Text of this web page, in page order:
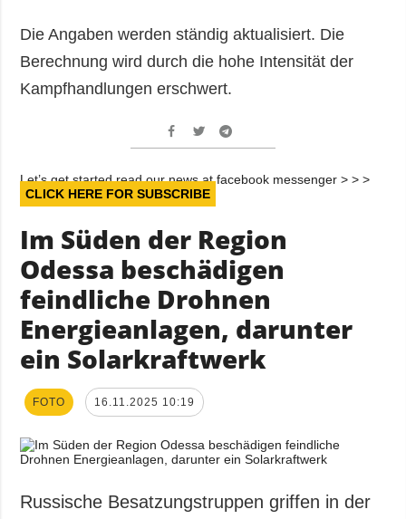
Die Angaben werden ständig aktualisiert. Die
Berechnung wird durch die hohe Intensität der
Kampfhandlungen erschwert.
Let’s get started read our news at facebook messenger > > >
CLICK HERE FOR SUBSCRIBE
Im Süden der Region
Odessa beschädigen
feindliche Drohnen
Energieanlagen, darunter
ein Solarkraftwerk
FOTO 16.11.2025 10:19
Russische Besatzungstruppen griffen in der